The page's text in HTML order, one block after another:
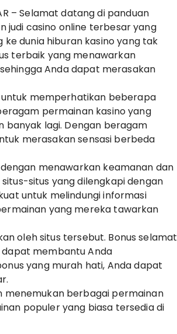
– Selamat datang di panduan
judi casino online terbesar yang
dunia hiburan kasino yang tak
terbaik yang menawarkan
Anda dapat merasakan
memperhatikan beberapa
permainan kasino yang
lagi. Dengan beragam
merasakan sensasi berbeda
menawarkan keamanan dan
situs yang dilengkapi dengan
untuk melindungi informasi
yang mereka tawarkan
oleh situs tersebut. Bonus selamat
membantu Anda
yang murah hati, Anda dapat
menemukan berbagai permainan
populer yang biasa tersedia di